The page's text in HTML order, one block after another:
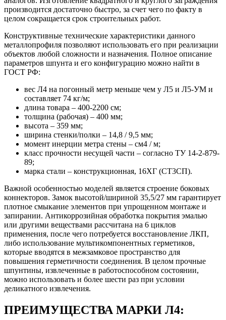
производится достаточно быстро, за счет чего по факту в
целом сокращается срок строительных работ.
Конструктивные технические характеристики данного
металлопрофиля позволяют использовать его при реализации
объектов любой сложности и назначения. Полное описание
параметров шпунта и его конфигурацию можно найти в
ГОСТ РФ:
вес Л4 на погонный метр меньше чем у Л5 и Л5-УМ и
составляет 74 кг/м;
длина товара – 400-2200 см;
толщина (рабочая) – 400 мм;
высота – 359 мм;
ширина стенки/полки – 14,8 / 9,5 мм;
момент инерции метра стены – см4 / м;
класс прочности несущей части – согласно ТУ 14-2-879-
89;
марка стали – конструкционная, 16ХГ (СТ3СП).
Важной особенностью моделей является строение боковых
коннекторов. Замок высотой/шириной 35,5/27 мм гарантирует
плотное смыкание элементов при упрощенном монтаже и
запирании. Антикоррозийная обработка покрытия эмалью
или другими веществами рассчитана на 6 циклов
применения, после чего потребуется восстановление ЛКП,
либо использование мультикомпонентных герметиков,
которые вводятся в межзамковое пространство для
повышения герметичности соединения. В целом прочные
шпунтины, извлеченные в работоспособном состоянии,
можно использовать и более шести раз при условии
деликатного извлечения.
ПРЕИМУЩЕСТВА МАРКИ Л4: